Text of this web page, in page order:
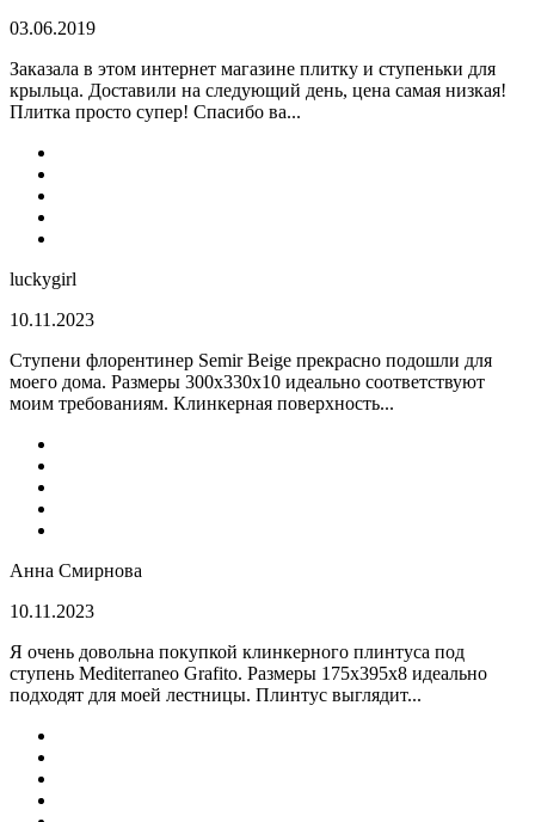
03.06.2019
Заказала в этом интернет магазине плитку и ступеньки для
крыльца. Доставили на следующий день, цена самая низкая!
Плитка просто супер! Спасибо ва...
luckygirl
10.11.2023
Ступени флорентинер Semir Beige прекрасно подошли для
моего дома. Размеры 300х330х10 идеально соответствуют
моим требованиям. Клинкерная поверхность...
Анна Смирнова
10.11.2023
Я очень довольна покупкой клинкерного плинтуса под
ступень Mediterraneo Grafito. Размеры 175х395х8 идеально
подходят для моей лестницы. Плинтус выглядит...